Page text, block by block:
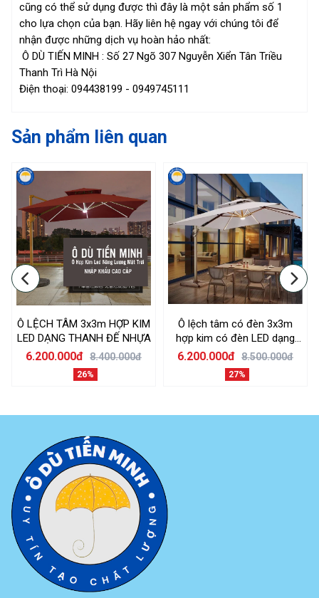
cũng có thể sử dụng được thì đây là một sản phẩm số 1
cho lựa chọn của bạn. Hãy liên hệ ngay với chúng tôi để
nhận được những dịch vụ hoàn hảo nhất:
Ô DÙ TIẾN MINH : Số 27 Ngõ 307 Nguyễn Xiển Tân Triều
Thanh Trì Hà Nội
Điện thoại: 094438199 - 0949745111
Sản phẩm liên quan
Ô LỆCH TÂM 3x3m HỢP KIM
LED DẠNG THANH ĐẾ NHỰA
6.200.000đ 8.400.000đ
26%
Ô lệch tâm có đèn 3x3m
hợp kim có đèn LED dạng
thanh dài màu trắng kem đế
nhựa đổ nước
6.200.000đ 8.500.000đ
27%